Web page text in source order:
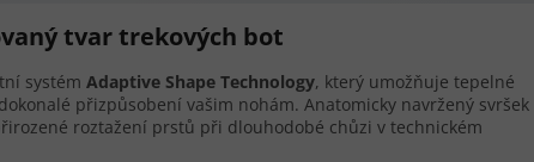
tvar trekových bot
systém Adaptive Shape Technology, který umožňuje tepelné
přizpůsobení vašim nohám. Anatomicky navržený svršek
roztažení prstů při dlouhodobé chůzi v technickém